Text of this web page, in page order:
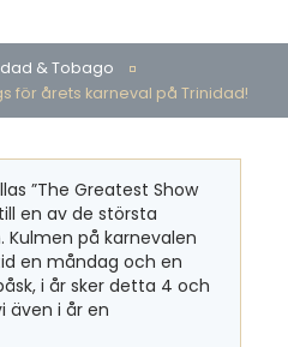
& Tobago
för årets karneval på Trinidad!
”The Greatest Show
en av de största
Kulmen på karnevalen
en måndag och en
i år sker detta 4 och
även i år en